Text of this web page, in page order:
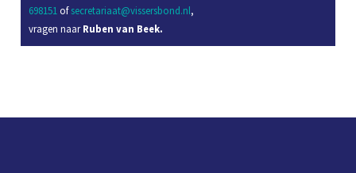
698151 ofsecretariaat@vissersbond.nl,
vragen naarRuben van Beek.